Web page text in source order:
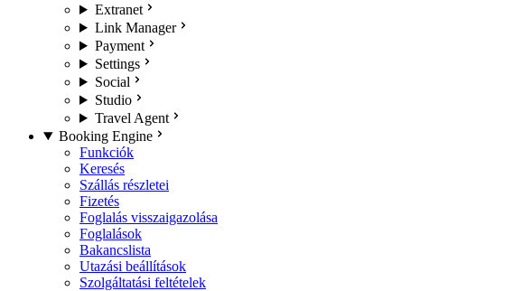
Extranet
Link Manager
Payment
Settings
Social
Studio
Travel Agent
Booking Engine
Funkciók
Keresés
Szállás részletei
Fizetés
Foglalás visszaigazolása
Foglalások
Bakancslista
Utazási beállítások
Szolgáltatási feltételek